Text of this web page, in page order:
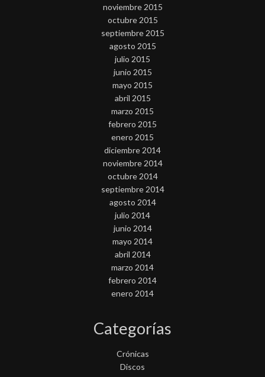
noviembre 2015
octubre 2015
septiembre 2015
agosto 2015
julio 2015
junio 2015
mayo 2015
abril 2015
marzo 2015
febrero 2015
enero 2015
diciembre 2014
noviembre 2014
octubre 2014
septiembre 2014
agosto 2014
julio 2014
junio 2014
mayo 2014
abril 2014
marzo 2014
febrero 2014
enero 2014
Categorías
Crónicas
Discos